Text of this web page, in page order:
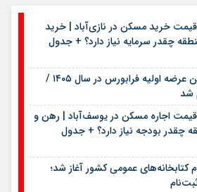
خرید مسکن در نازی‌آباد | خرید
این منطقه چقدر سرمایه نیاز دارد؟ + جدول
هشتمین عرضه اولیه فرابورس در سال ۱۴۰۵ /
شد
اجاره مسکن در یوسف‌آباد | رهن و
چقدر بودجه نیاز دارد؟ + جدول
کتابخانه‌های عمومی کشور آغاز شد؛